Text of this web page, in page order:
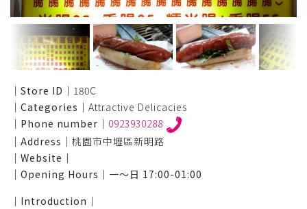
｜Store ID｜ 180C
｜Categories｜ Attractive Delicacies
｜Phone number｜ 0923930288
｜Address｜ 桃園市中壢區新明路
｜Website｜
｜Opening Hours｜ 一～日 17:00-01:00
｜Introduction｜